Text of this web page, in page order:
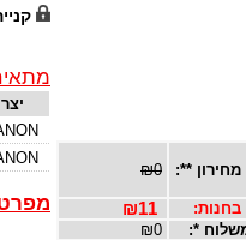
**:
₪0
בחנות:
*: